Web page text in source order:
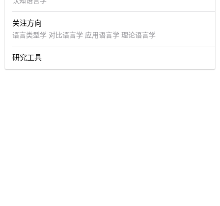
关注方向
语言类型学 对比语言学 应用语言学 理论语言学
研究工具